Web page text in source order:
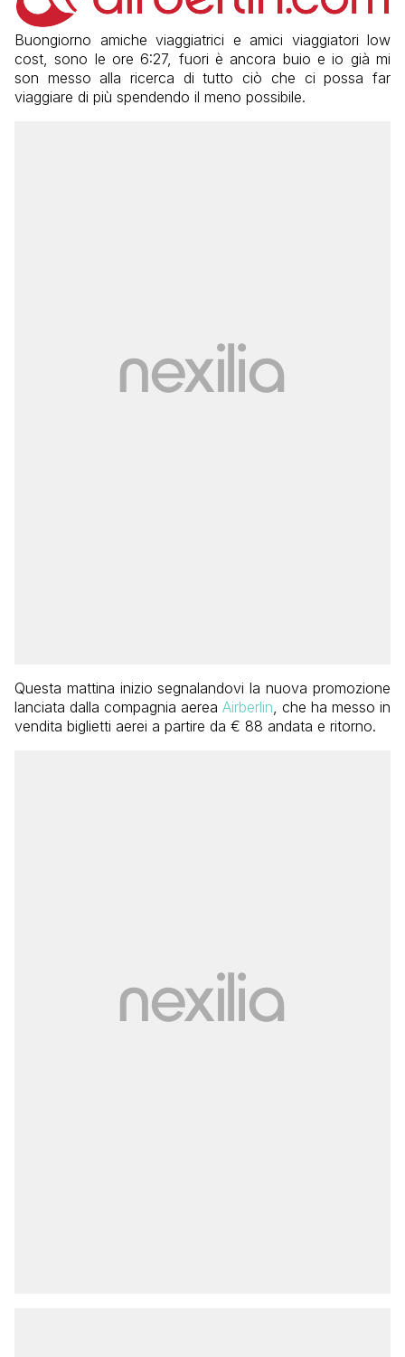
Buongiorno amiche viaggiatrici e amici viaggiatori low
cost, sono le ore 6:27, fuori è ancora buio e io già mi
son messo alla ricerca di tutto ciò che ci possa far
viaggiare di più spendendo il meno possibile.
Questa mattina inizio segnalandovi la nuova promozione
lanciata dalla compagnia aerea Airberlin, che ha messo in
vendita biglietti aerei a partire da € 88 andata e ritorno.